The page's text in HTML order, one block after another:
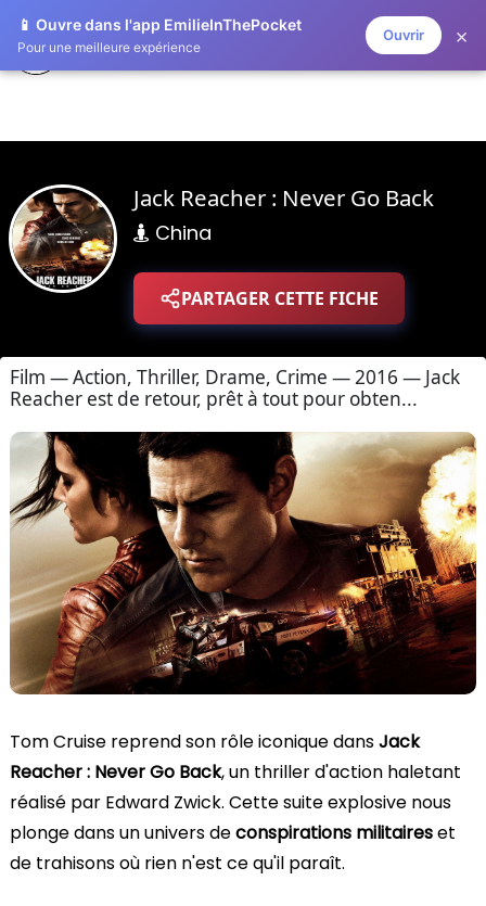
📱 Ouvre dans l'app EmilieInThePocket
Pour une meilleure expérience
Ouvrir ×
ZAPLISTOO
Jack Reacher : Never Go Back
China
PARTAGER CETTE FICHE
Film — Action, Thriller, Drame, Crime — 2016 — Jack
Reacher est de retour, prêt à tout pour obten...
Tom Cruise reprend son rôle iconique dansJack
Reacher : Never Go Back, un thriller d'action haletant
réalisé par Edward Zwick. Cette suite explosive nous
plonge dans un univers deconspirations militaireset
de trahisons où rien n'est ce qu'il paraît.